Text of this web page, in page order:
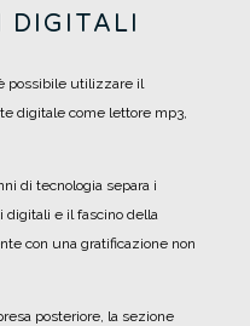
DIGITALI
possibile utilizzare il
digitale come lettore mp3,
di tecnologia separa i
digitali e il fascino della
con una gratificazione non
posteriore, la sezione